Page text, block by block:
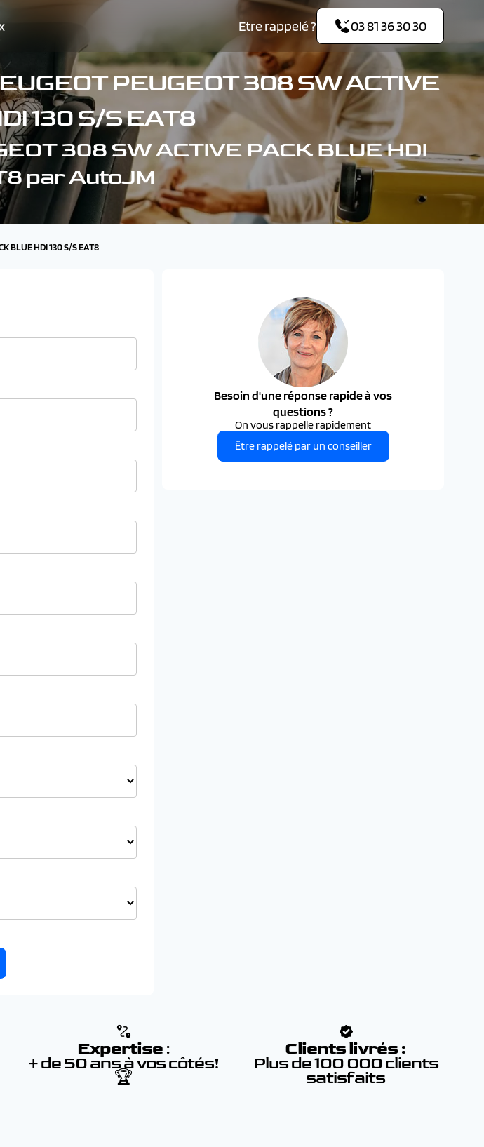
Etre rappelé ? 03 81 36 30 30
PEUGEOT 308 SW ACTIVE
130 S/S EAT8
308 SW ACTIVE PACK BLUE HDI
par AutoJM
BLUE HDI 130 S/S EAT8
Besoin d'une réponse rapide à vos
questions ?
On vous rappelle rapidement
Être rappelé par un conseiller
Expertise :
+ de 50 ans à vos côtés!
🏆
Clients livrés :
Plus de 100 000 clients
satisfaits